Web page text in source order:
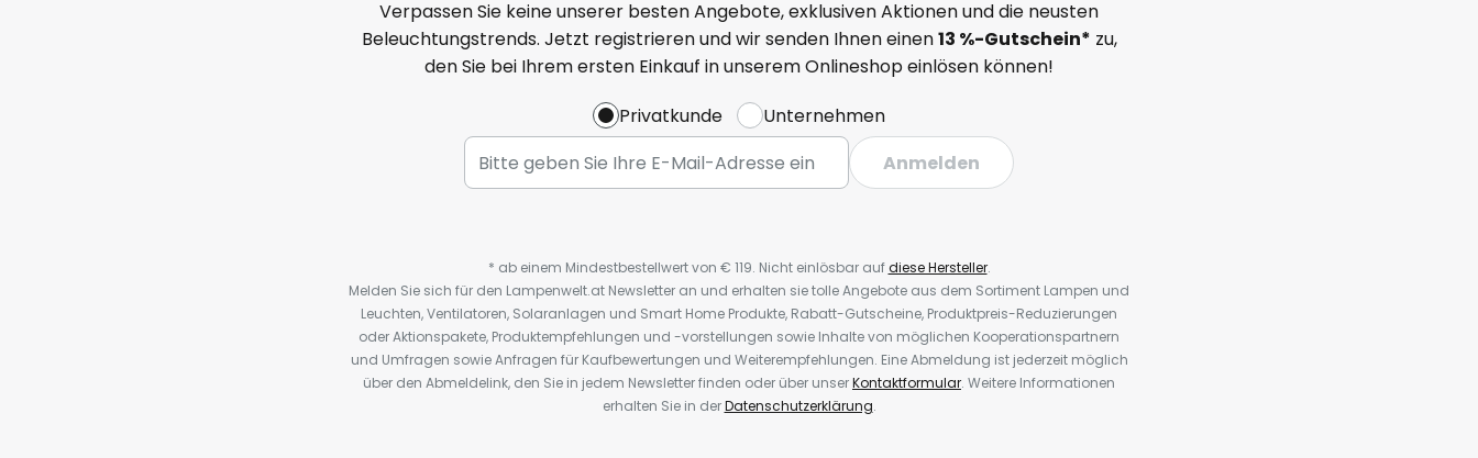
Verpassen Sie keine unserer besten Angebote, exklusiven Aktionen und die neusten
Beleuchtungstrends. Jetzt registrieren und wir senden Ihnen einen13 %-Gutschein* zu,
den Sie bei Ihrem ersten Einkauf in unserem Onlineshop einlösen können!
Privatkunde
Unternehmen
Anmelden
* ab einem Mindestbestellwert von € 119. Nicht einlösbar aufdiese Hersteller.
Melden Sie sich für den Lampenwelt.at Newsletter an und erhalten sie tolle Angebote aus dem Sortiment Lampen und
Leuchten, Ventilatoren, Solaranlagen und Smart Home Produkte, Rabatt-Gutscheine, Produktpreis-Reduzierungen
oder Aktionspakete, Produktempfehlungen und -vorstellungen sowie Inhalte von möglichen Kooperationspartnern
und Umfragen sowie Anfragen für Kaufbewertungen und Weiterempfehlungen. Eine Abmeldung ist jederzeit möglich
über den Abmeldelink, den Sie in jedem Newsletter finden oder über unserKontaktformular. Weitere Informationen
erhalten Sie in derDatenschutzerklärung.